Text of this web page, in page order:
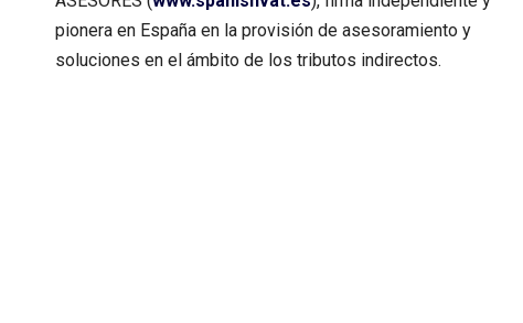
pionera en España en la provisión de asesoramiento y
soluciones en el ámbito de los tributos indirectos.